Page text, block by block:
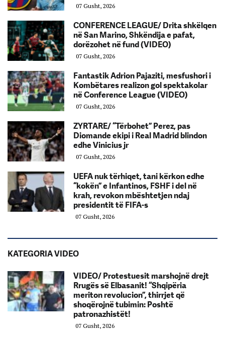
07 Gusht, 2026
CONFERENCE LEAGUE/ Drita shkëlqen
në San Marino, Shkëndija e pafat,
dorëzohet në fund (VIDEO)
07 Gusht, 2026
Fantastik Adrion Pajaziti, mesfushori i
Kombëtares realizon gol spektakolar
në Conference League (VIDEO)
07 Gusht, 2026
ZYRTARE/ “Tërbohet” Perez, pas
Diomande ekipi i Real Madrid blindon
edhe Vinicius jr
07 Gusht, 2026
UEFA nuk tërhiqet, tani kërkon edhe
“kokën” e Infantinos, FSHF i del në
krah, revokon mbështetjen ndaj
presidentit të FIFA-s
07 Gusht, 2026
KATEGORIA VIDEO
VIDEO/ Protestuesit marshojnë drejt
Rrugës së Elbasanit! “Shqipëria
meriton revolucion”, thirrjet që
shoqërojnë tubimin: Poshtë
patronazhistët!
07 Gusht, 2026